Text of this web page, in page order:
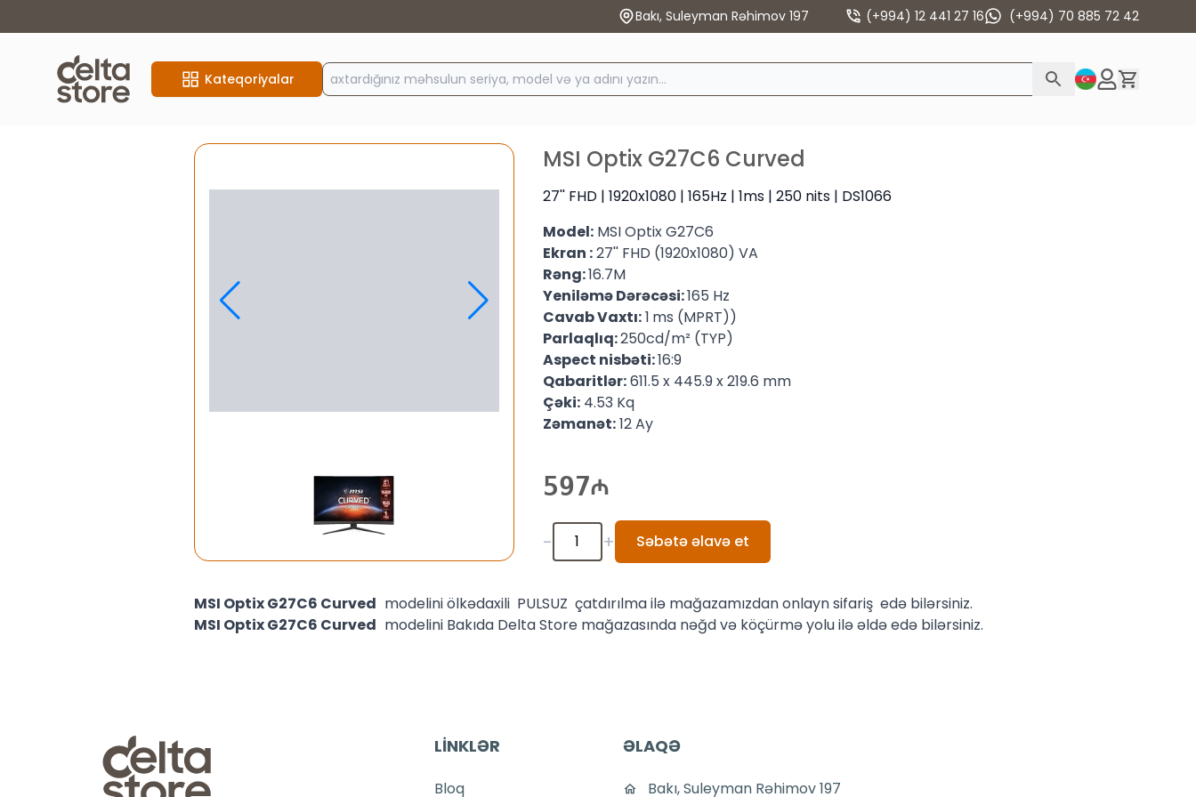
Bakı, Suleyman Rəhimov 197 (+994) 12 441 27 16 (+994) 70 885 72 42
Kateqoriyalar
MSI Optix G27C6 Curved
27'' FHD | 1920x1080 | 165Hz | 1ms | 250 nits | DS1066
Model:MSI Optix G27C6
Ekran :27'' FHD (1920x1080) VA
Rəng:16.7M
Yeniləmə Dərəcəsi:165 Hz
Cavab Vaxtı:1 ms (MPRT))
Parlaqlıq:250cd/m² (TYP)
Aspect nisbəti:16:9
Qabaritlər:611.5 x 445.9 x 219.6 mm
Çəki:4.53 Kq
Zəmanət:12 Ay
597
- + Səbətə əlavə et
MSI Optix G27C6 Curved modelini ölkədaxili PULSUZ çatdırılma ilə mağazamızdan onlayn sifariş edə bilərsiniz.
MSI Optix G27C6 Curved modelini Bakıda Delta Store mağazasında nəğd və köçürmə yolu ilə əldə edə bilərsiniz.
LİNKLƏR
Bloq
ƏLAQƏ
Bakı, Suleyman Rəhimov 197